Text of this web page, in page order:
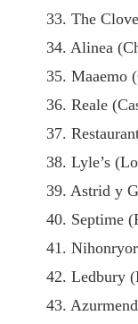
33. The
34. Alinea
35. Maaemo
36. Reale
37.
38. Lyle’s
39. Astrid y
40. Septime
41.
42. Ledbury
43.